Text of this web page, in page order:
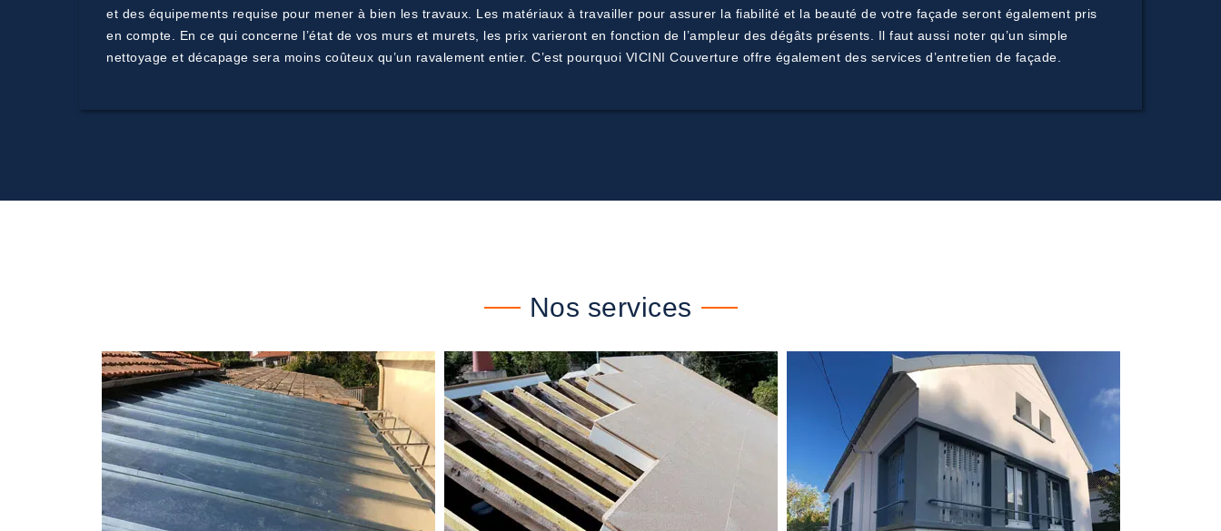
et des équipements requise pour mener à bien les travaux. Les matériaux à travailler pour assurer la fiabilité et la beauté de votre façade seront également pris
en compte. En ce qui concerne l’état de vos murs et murets, les prix varieront en fonction de l’ampleur des dégâts présents. Il faut aussi noter qu’un simple
nettoyage et décapage sera moins coûteux qu’un ravalement entier. C’est pourquoi VICINI Couverture offre également des services d’entretien de façade.
Nos services